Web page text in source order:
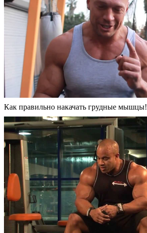
Как правильно накачать грудные мышцы!